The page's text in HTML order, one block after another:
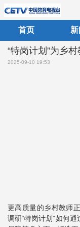
首页 新
“特岗计划”为乡
2025-09-10 19:53
更高质量的乡村教师
调研“特岗计划”如何